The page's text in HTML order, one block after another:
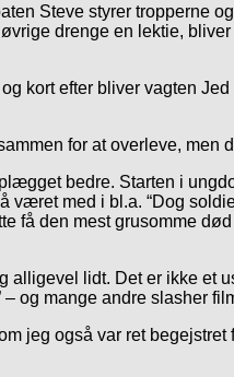
Steve styrer tropperne
drenge en lektie,
kort efter bliver vagten
for at overleve,
bedre. Starten i
med i bl.a. “Dog
den mest grusomme
lidt. Det er ikke et
og mange andre slasher
jeg også var ret begejstret